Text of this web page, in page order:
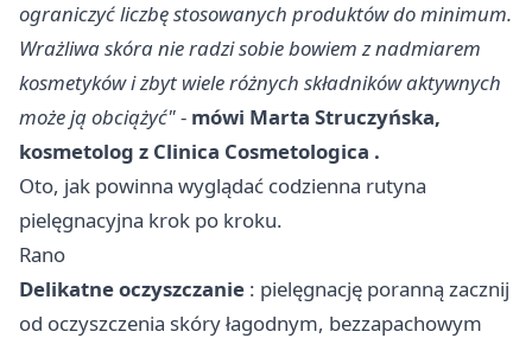
ograniczyć liczbę stosowanych produktów do minimum.
Wrażliwa skóra nie radzi sobie bowiem z nadmiarem
kosmetyków i zbyt wiele różnych składników aktywnych
może ją obciążyć"- mówi Marta Struczyńska,
kosmetolog z Clinica Cosmetologica .
Oto, jak powinna wyglądać codzienna rutyna
pielęgnacyjna krok po kroku.
Rano
Delikatne oczyszczanie : pielęgnację poranną zacznij
od oczyszczenia skóry łagodnym, bezzapachowym